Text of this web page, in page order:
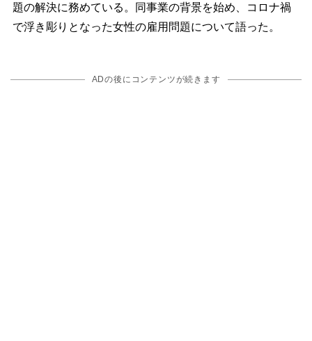
題の解決に務めている。同事業の背景を始め、コロナ禍
で浮き彫りとなった女性の雇用問題について語った。
ADの後にコンテンツが続きます